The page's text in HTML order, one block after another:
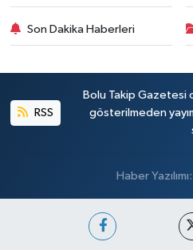
Son Dakika Haberleri
RSS
Bolu Takip Gazetesi
gösterilmeden
Haber Yazılımı: